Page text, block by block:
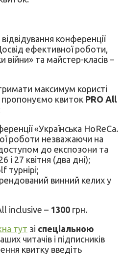
конференції
ефективної роботи,
та майстер-класів –
максимум користі
пропонуємо квиток PRO All
«Українська HoReCa.
роботи незважаючи на
до експозони та
і 27 квітня (два дні);
турнірі;
винний келих у
inclusive – 1300 грн.
тут зі спеціальною
читачів і підписників
квитку введіть